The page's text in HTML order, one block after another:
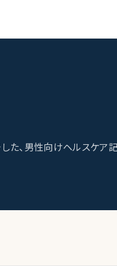
た、男性向けヘルスケア